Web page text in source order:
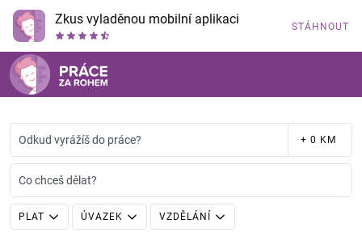
Zkus vyladěnou mobilní aplikaci STÁHNOUT
Odkud vyrážíš do práce? + 0 KM
Co chceš dělat?
PLAT ÚVAZEK VZDĚLÁNÍ